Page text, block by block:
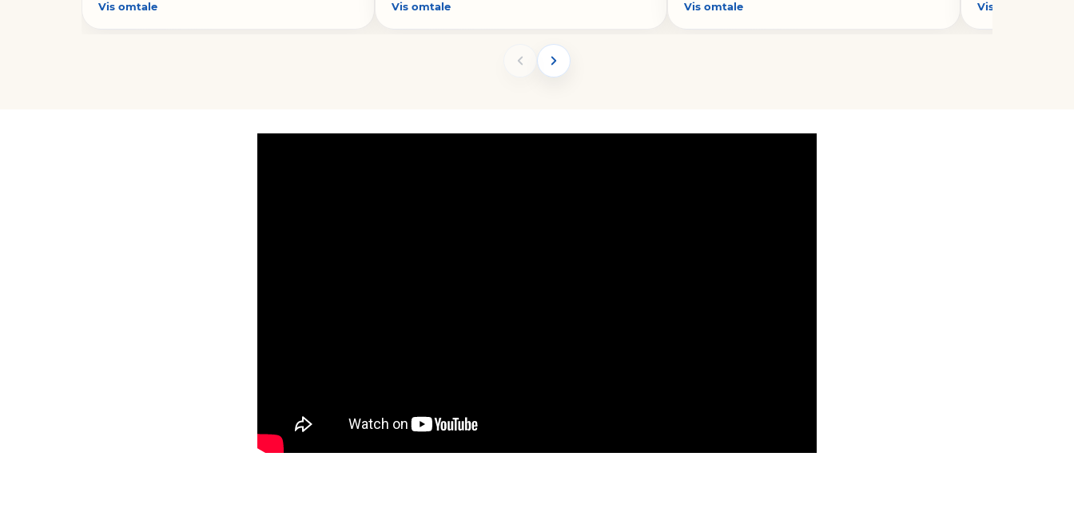
Vis omtale Vis omtale Vis omtale
før jeg kunne
Vis omtale